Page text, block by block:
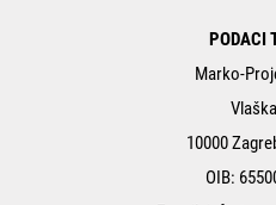
PODACI
Marko-
10000
OIB: